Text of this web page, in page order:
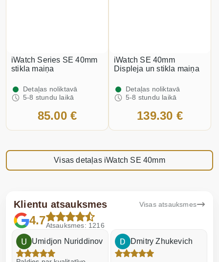
iWatch Series SE 40mm
stikla maiņa
Detaļas noliktavā
5-8 stundu laikā
85.00 €
iWatch SE 40mm
Displeja un stikla maiņa
Detaļas noliktavā
5-8 stundu laikā
139.30 €
Visas detaļas iWatch SE 40mm
Klientu atsauksmes Visas atsauksmes
4.7Atsauksmes: 1216
Umidjon Nuriddinov Dmitry Zhukevich